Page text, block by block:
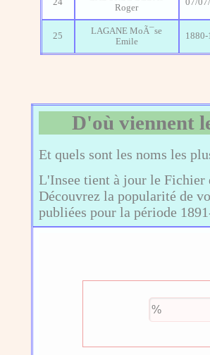
24
Roger
07/
25
LAGANE MoÃ¯se
Emile
1880-
D'où viennent
Et quels sont les noms les
L'Insee tient à jour le Fichier
Découvrez la popularité de
publiées pour la période